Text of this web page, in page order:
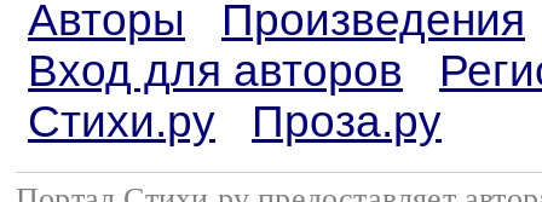
Авторы
Произведения
Вход для авторов
Стихи.ру
Проза.ру